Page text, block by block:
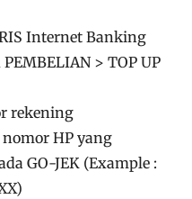
Internet Banking
> TOP UP
rekening
HP yang
GO-JEK (Example :